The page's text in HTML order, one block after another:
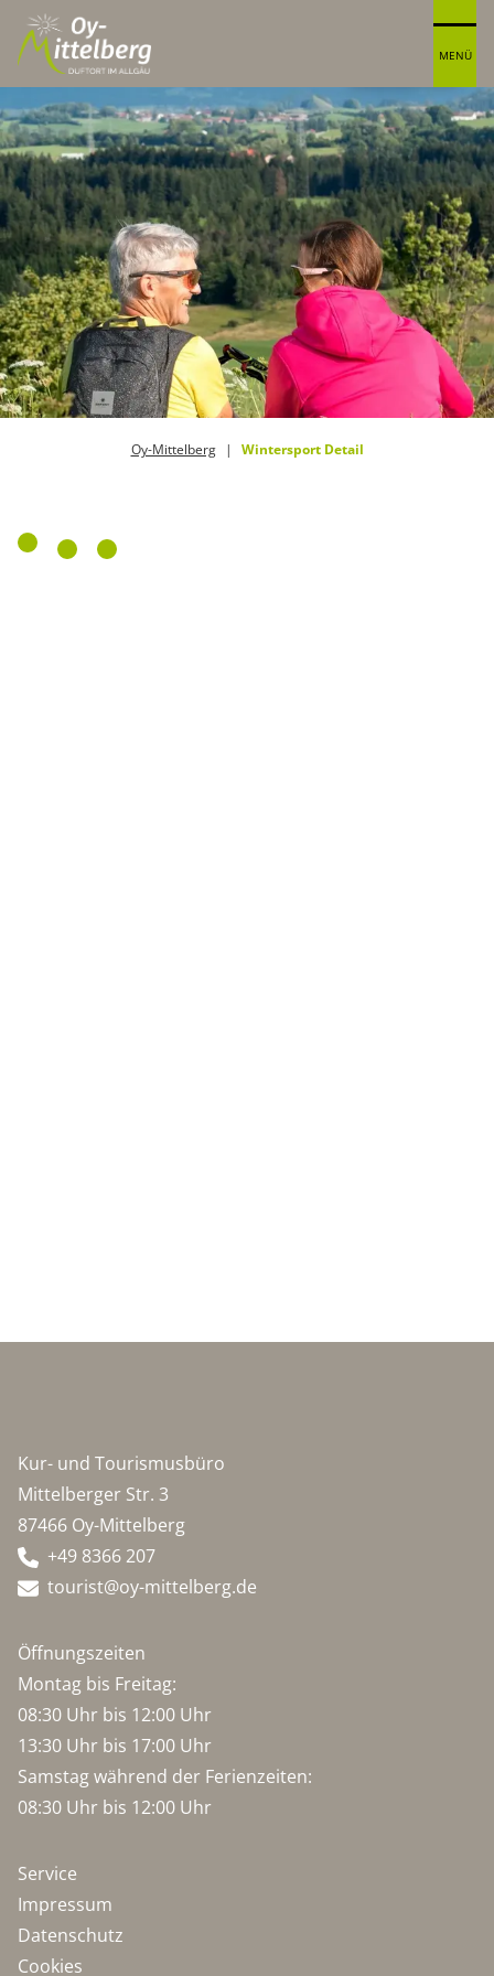
MENÜ
Oy-Mittelberg Wintersport Detail
Kur- und Tourismusbüro
Mittelberger Str. 3
87466 Oy-Mittelberg
+49 8366 207
tourist@oy-mittelberg.de
Öffnungszeiten
Montag bis Freitag:
08:30 Uhr bis 12:00 Uhr
13:30 Uhr bis 17:00 Uhr
Samstag während der Ferienzeiten:
08:30 Uhr bis 12:00 Uhr
Service
Impressum
Datenschutz
Cookies